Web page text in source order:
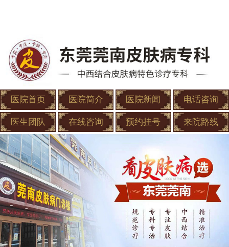
医院首页 医院简介 医院新闻 电话咨询
医生团队 在线咨询 预约挂号 来院路线